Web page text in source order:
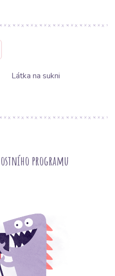
Látka na sukni
programu